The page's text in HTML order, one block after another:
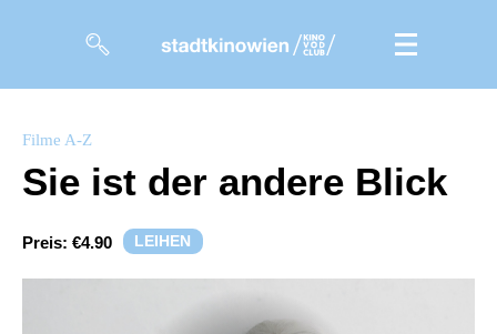
Magazin
Kuratierungen
Filme A-Z
Sie ist der andere Blick
Preis: €4.90 LEIHEN